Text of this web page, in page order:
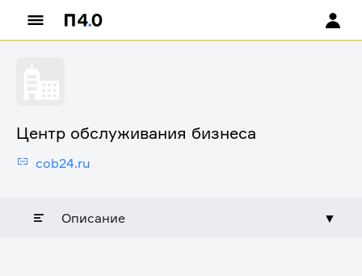
Центр обслуживания бизнеса
cob24.ru
Описание ▼